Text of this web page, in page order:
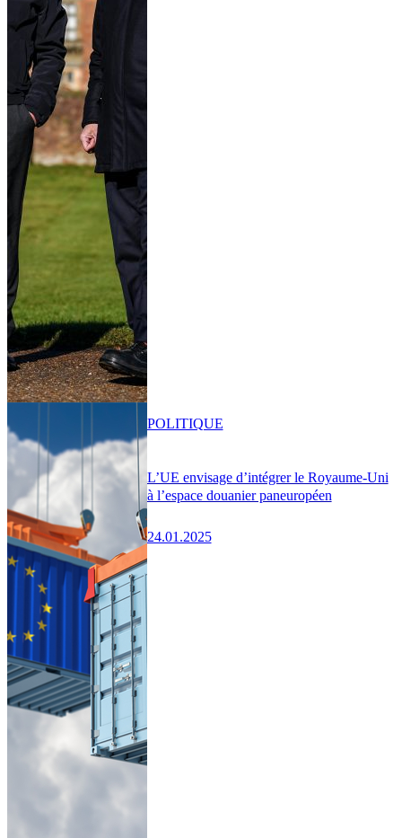
L’UE envisage d’intégrer le Royaume-Uni
à l’espace douanier paneuropéen
24.01.2025
POLITIQUE